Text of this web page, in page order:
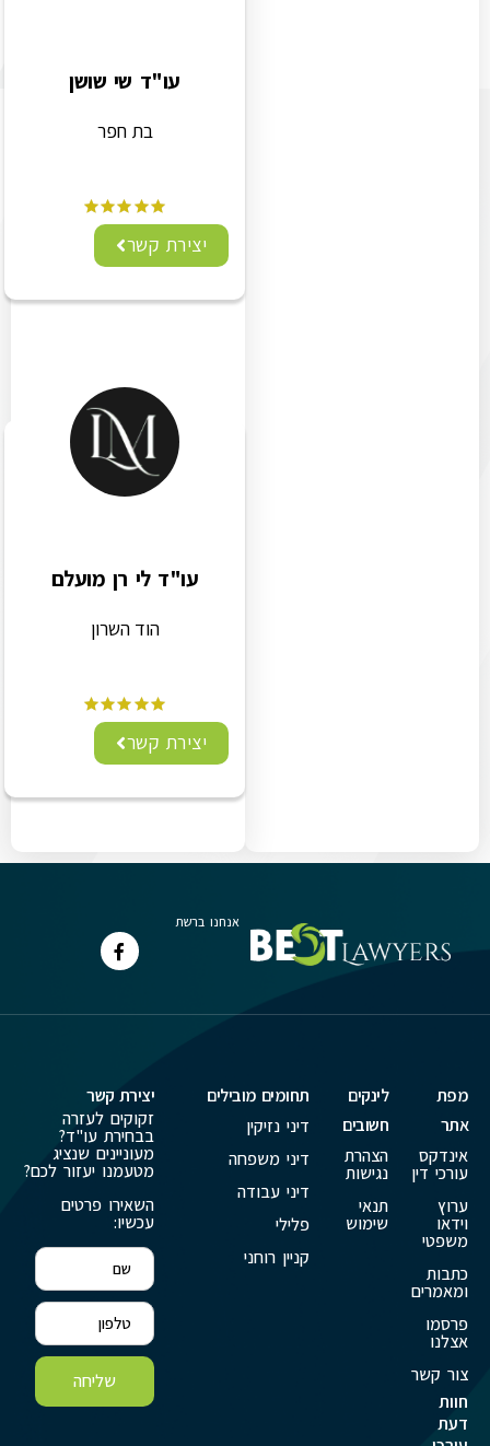
עו"ד שי שושן
בת חפר
יצירת קשר
עו"ד לי רן מועלם
הוד השרון
יצירת קשר
אנחנו ברשת
מפת
אתר
אינדקס
עורכי דין
ערוץ
וידאו
משפטי
כתבות
ומאמרים
פרסמו
אצלנו
צור קשר
חוות
דעת
לינקים
חשובים
הצהרת
נגישות
תנאי
שימוש
תחומים מובילים
דיני נזיקין
דיני משפחה
דיני עבודה
פלילי
קניין רוחני
יצירת קשר
זקוקים לעזרה
בבחירת עו"ד?
מעוניינים שנציג
מטעמנו יעזור לכם?
השאירו פרטים
עכשיו:
שליחה